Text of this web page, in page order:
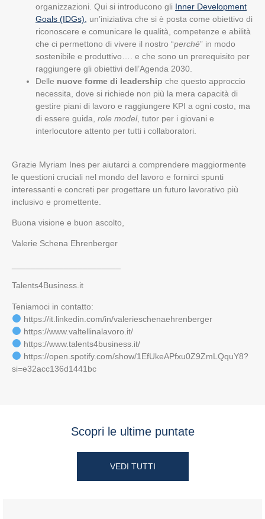
organizzazioni. Qui si introducono gli Inner Development
Goals (IDGs), un’iniziativa che si è posta come obiettivo di
riconoscere e comunicare le qualità, competenze e abilità
che ci permettono di vivere il nostro “perché” in modo
sostenibile e produttivo…. e che sono un prerequisito per
raggiungere gli obiettivi dell’Agenda 2030.
Delle nuove forme di leadership che questo approccio
necessita, dove si richiede non più la mera capacità di
gestire piani di lavoro e raggiungere KPI a ogni costo, ma
di essere guida, role model, tutor per i giovani e
interlocutore attento per tutti i collaboratori.
Grazie Myriam Ines per aiutarci a comprendere maggiormente
le questioni cruciali nel mondo del lavoro e fornirci spunti
interessanti e concreti per progettare un futuro lavorativo più
inclusivo e promettente.
Buona visione e buon ascolto,
Valerie Schena Ehrenberger
Talents4Business.it
Teniamoci in contatto:
https://it.linkedin.com/in/valerieschenaehrenberger
https://www.valtellinalavoro.it/
https://www.talents4business.it/
https://open.spotify.com/show/1EfUkeAPfxu0Z9ZmLQquY8?
si=e32acc136d1441bc
Scopri le ultime puntate
VEDI TUTTI